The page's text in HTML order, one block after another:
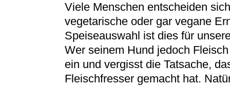
Viele Menschen entscheiden
vegetarische oder gar vegane
Speiseauswahl ist dies für
Wer seinem Hund jedoch
ein und vergisst die Tatsache,
Fleischfresser gemacht hat.